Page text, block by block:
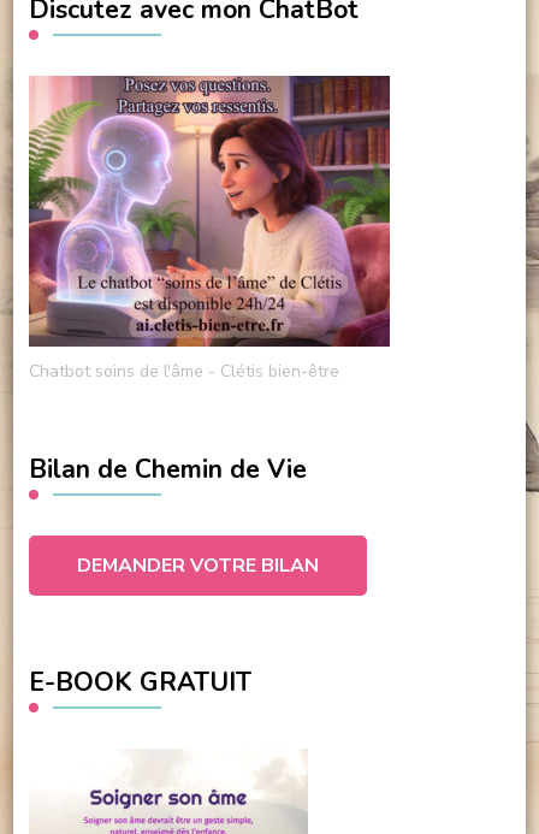
Discutez avec mon ChatBot
Chatbot soins de l'âme - Clétis bien-être
Bilan de Chemin de Vie
DEMANDER VOTRE BILAN
E-BOOK GRATUIT